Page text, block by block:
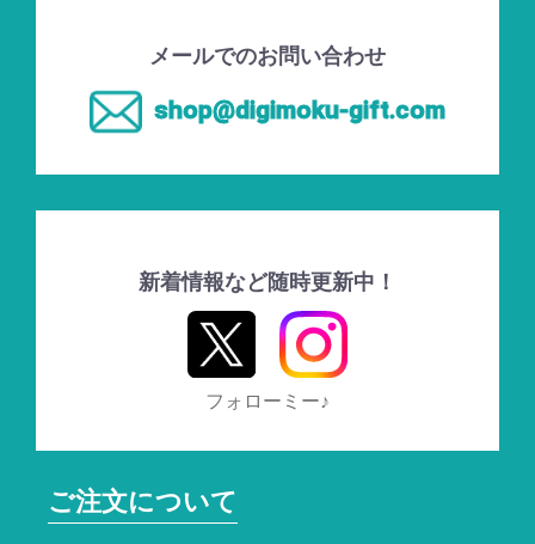
メールでのお問い合わせ
shop@digimoku-gift.com
新着情報など随時更新中！
フォローミー♪
ご注文について